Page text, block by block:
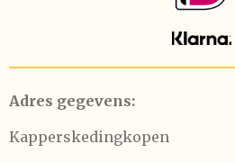
Adres gegevens:
Kapperskedingkopen